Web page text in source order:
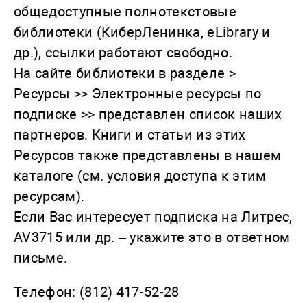
общедоступные полнотекстовые
библиотеки (КиберЛенинка, eLibrary и
др.), ссылки работают свободно.
На сайте библиотеки в разделе >
Ресурсы >> Электронные ресурсы по
подписке >> представлен список наших
партнеров. Книги и статьи из этих
Ресурсов также представлены в нашем
каталоге (см. условия доступа к этим
ресурсам).
Если Вас интересует подписка на Литрес,
AV3715 или др. – укажите это в ответном
письме.
Телефон: (812) 417-52-28